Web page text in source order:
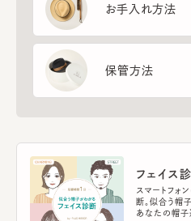
お手入れ方法
保管方法
フェイス
スマートフォ
断。似合う帽
あなたの帽子